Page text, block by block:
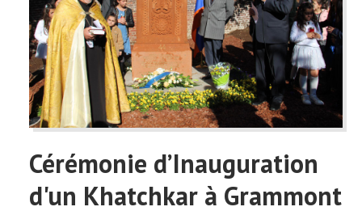
Cérémonie d’Inauguration
d'un Khatchkar à Grammont